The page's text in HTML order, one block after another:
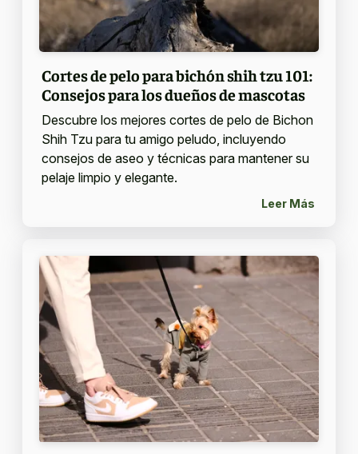
Cortes de pelo para bichón shih tzu 101:
Consejos para los dueños de mascotas
Descubre los mejores cortes de pelo de Bichon
Shih Tzu para tu amigo peludo, incluyendo
consejos de aseo y técnicas para mantener su
pelaje limpio y elegante.
Leer Más